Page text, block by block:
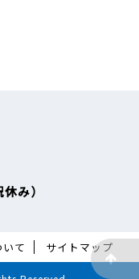
み）
て サイトマップ